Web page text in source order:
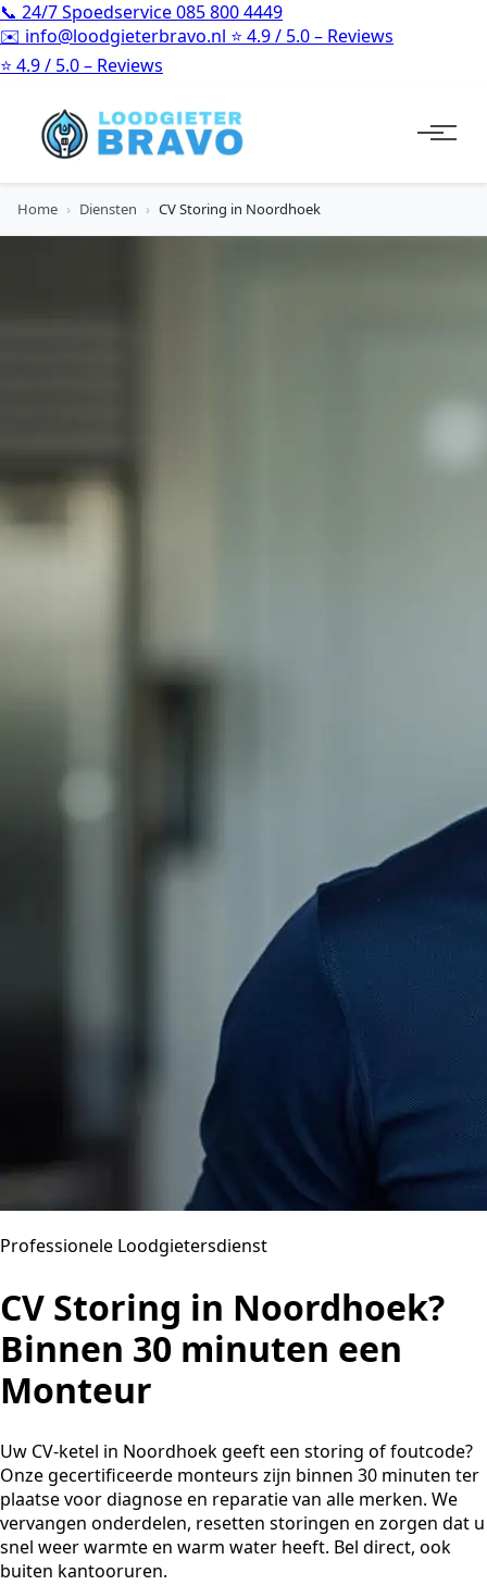
📞 24/7 Spoedservice085 800 4449
✉️ info@loodgieterbravo.nl ⭐ 4.9 / 5.0 – Reviews
⭐ 4.9 / 5.0 – Reviews
Home › Diensten › CV Storing in Noordhoek
Professionele Loodgietersdienst
CV Storing in Noordhoek?
Binnen 30 minuten een
Monteur
Uw CV-ketel in Noordhoek geeft een storing of foutcode?
Onze gecertificeerde monteurs zijn binnen 30 minuten ter
plaatse voor diagnose en reparatie van alle merken. We
vervangen onderdelen, resetten storingen en zorgen dat u
snel weer warmte en warm water heeft. Bel direct, ook
buiten kantooruren.